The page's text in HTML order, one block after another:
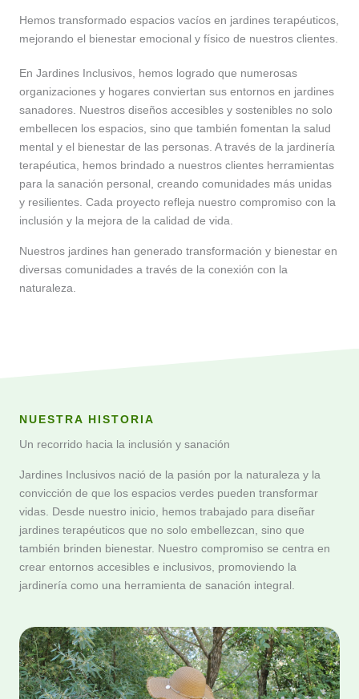
Hemos transformado espacios vacíos en jardines terapéuticos,
mejorando el bienestar emocional y físico de nuestros clientes.
En Jardines Inclusivos, hemos logrado que numerosas
organizaciones y hogares conviertan sus entornos en jardines
sanadores. Nuestros diseños accesibles y sostenibles no solo
embellecen los espacios, sino que también fomentan la salud
mental y el bienestar de las personas. A través de la jardinería
terapéutica, hemos brindado a nuestros clientes herramientas
para la sanación personal, creando comunidades más unidas
y resilientes. Cada proyecto refleja nuestro compromiso con la
inclusión y la mejora de la calidad de vida.
Nuestros jardines han generado transformación y bienestar en
diversas comunidades a través de la conexión con la
naturaleza.
NUESTRA HISTORIA
Un recorrido hacia la inclusión y sanación
Jardines Inclusivos nació de la pasión por la naturaleza y la
convicción de que los espacios verdes pueden transformar
vidas. Desde nuestro inicio, hemos trabajado para diseñar
jardines terapéuticos que no solo embellezcan, sino que
también brinden bienestar. Nuestro compromiso se centra en
crear entornos accesibles e inclusivos, promoviendo la
jardinería como una herramienta de sanación integral.